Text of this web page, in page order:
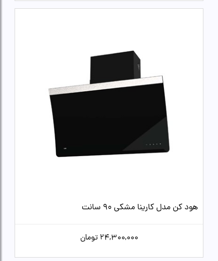
هود کن مدل کارینا مشکی 90 سانت
24,300,000 تومان